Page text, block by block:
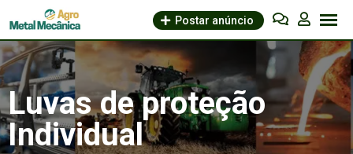
to
content
Postar anúncio
Luvas de proteção
Individual